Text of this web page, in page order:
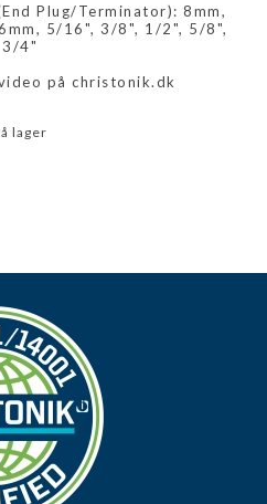
Plug/Terminator): 8mm,
5/16", 3/8", 1/2", 5/8",
3/4"
på christonik.dk
lager